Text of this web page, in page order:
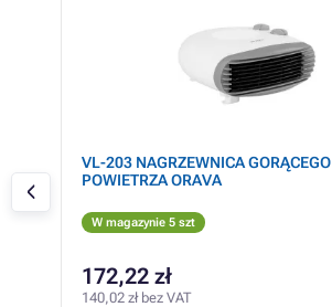
VL-203 NAGRZEWNICA GORĄCEGO
POWIETRZA ORAVA
W magazynie 5 szt
172,22 zł
140,02 zł bez VAT